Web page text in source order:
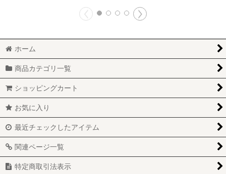
ホーム
商品カテゴリ一覧
ショッピングカート
お気に入り
最近チェックしたアイテム
関連ページ一覧
特定商取引法表示